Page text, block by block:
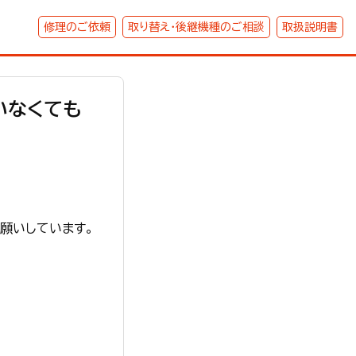
修理のご依頼 取り替え・後継機種のご相談 取扱説明書
なくても
いしています。